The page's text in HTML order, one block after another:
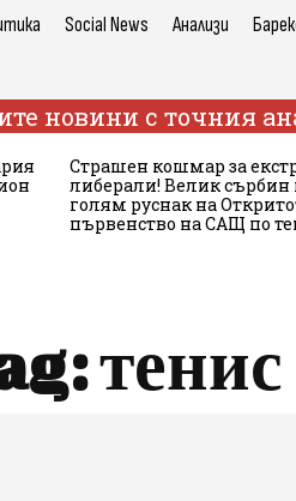
Social News Анализи
новини с точния
Страшен кошмар за
либерали! Велик сърбин
голям руснак на
първенство на САЩ по
тенис